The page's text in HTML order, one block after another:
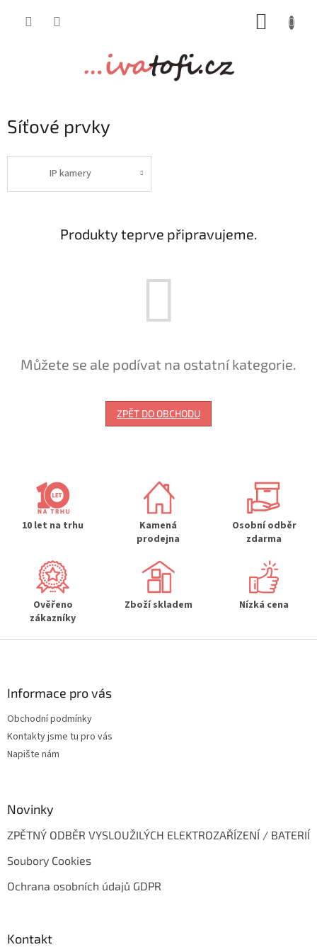
Síťové prvky
IP kamery
Produkty teprve připravujeme.
Můžete se ale podívat na ostatní kategorie.
ZPĚT DO OBCHODU
10 let na trhu
Kamená
prodejna
Osobní odběr
zdarma
Ověřeno
zákazníky
Zboží skladem Nízká cena
Informace pro vás
Obchodní podmínky
Kontakty jsme tu pro vás
Napište nám
Novinky
ZPĚTNÝ ODBĚR VYSLOUŽILÝCH ELEKTROZAŘÍZENÍ / BATERIÍ
Soubory Cookies
Ochrana osobních údajů GDPR
Kontakt